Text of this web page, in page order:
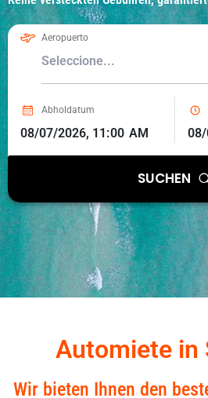
Aeropuerto
Abholdatum
SUCHEN
Automiete in
Wir bieten Ihnen den